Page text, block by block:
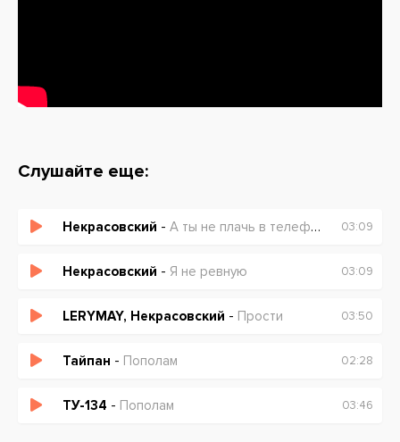
Слушайте еще:
Некрасовский - А ты не плачь в телефон не слышу звучит музон 03:09
Некрасовский - Я не ревную 03:09
LERYMAY, Некрасовский - Прости 03:50
Тайпан - Пополам 02:28
ТУ-134 - Пополам 03:46